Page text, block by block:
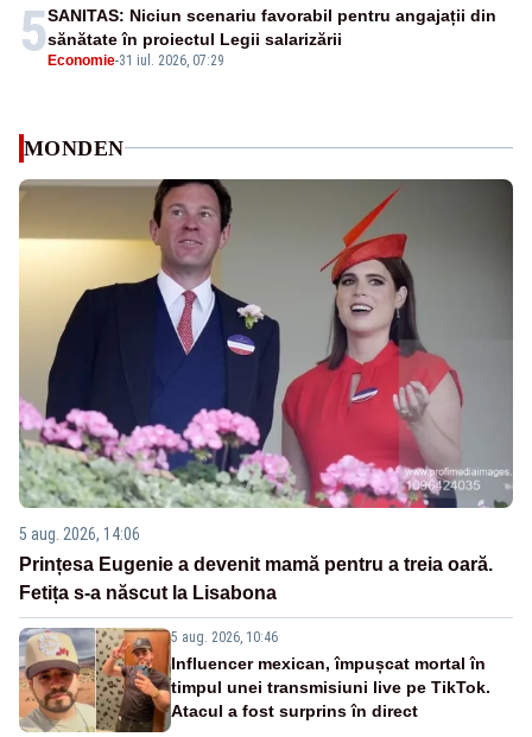
5Economie-31 iul. 2026, 07:29
SANITAS: Niciun scenariu favorabil pentru angajații din
sănătate în proiectul Legii salarizării
MONDEN
5 aug. 2026, 14:06
Prințesa Eugenie a devenit mamă pentru a treia oară.
Fetița s-a născut la Lisabona
5 aug. 2026, 10:46
Influencer mexican, împușcat mortal în
timpul unei transmisiuni live pe TikTok.
Atacul a fost surprins în direct